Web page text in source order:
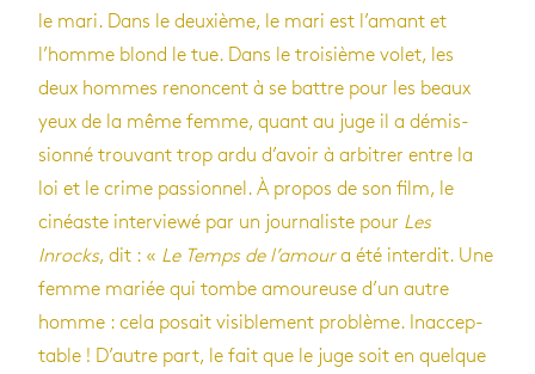
le mari. Dans le deuxième, le mari est l’amant et
l’homme blond le tue. Dans le troi­sième volet, les
deux hommes renoncent à se battre pour les beaux
yeux de la même femme, quant au juge il a démis­
sionné trou­vant trop ardu d’avoir à arbi­trer entre la
loi et le crime pas­sion­nel. À pro­pos de son film, le
cinéaste inter­viewé par un jour­na­liste pour Les
Inrocks, dit : « Le Temps de l’amour a été inter­dit. Une
femme mariée qui tombe amou­reuse d’un autre
homme : cela posait visi­ble­ment pro­blème. Inac­cep­
table ! D’autre part, le fait que le juge soit en quelque